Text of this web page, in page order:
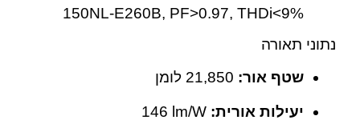
150NL-E260B, PF>0.97, THDi<9%
נתוני תאורה
שטף אור:
יעילות אורית: